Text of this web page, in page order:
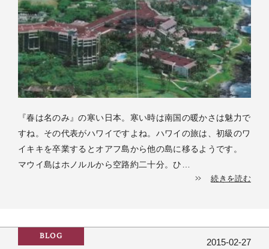
『春は名のみ』の寒い日本。寒い時は南国の暖かさは魅力で
すね。その代表がハワイですよね。ハワイの旅は、初級のワ
イキキを卒業するとオアフ島から他の島に移るようです。
マウイ島はホノルルから空路約二十分。ひ…
続きを読む
BLOG
2015-02-27